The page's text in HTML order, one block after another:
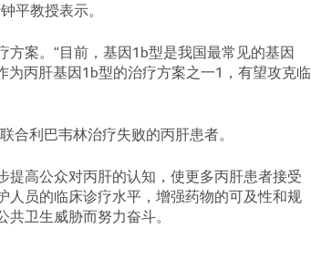
平教授表示。
案。“目前，基因1b型是我国最常见的基因
为丙肝基因1b型的治疗方案之一1，有望攻克临
合利巴韦林治疗失败的丙肝患者。
提高公众对丙肝的认知，使更多丙肝患者接受
人员的临床诊疗水平，增强药物的可及性和规
卫生威胁而努力奋斗。